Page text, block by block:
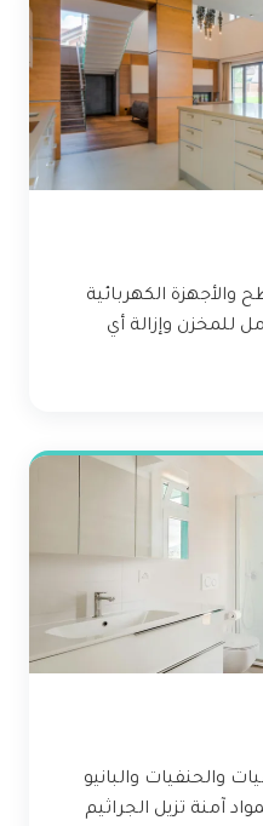
الكهربائية
للمخزن وإزالة أي
والحنفيات والبانيو
آمنة تزيل الجراثيم